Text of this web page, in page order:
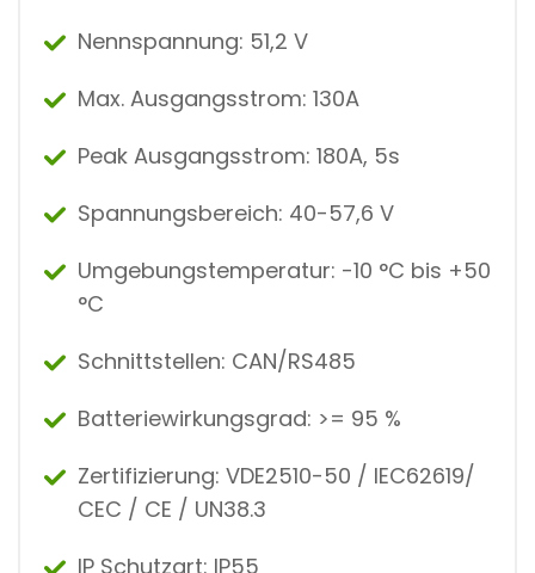
Nennspannung: 51,2 V
Max. Ausgangsstrom: 130A
Peak Ausgangsstrom: 180A, 5s
Spannungsbereich: 40-57,6 V
Umgebungstemperatur: -10 °C bis +50
°C
Schnittstellen: CAN/RS485
Batteriewirkungsgrad: >= 95 %
Zertifizierung: VDE2510-50 / IEC62619/
CEC / CE / UN38.3
IP Schutzart: IP55